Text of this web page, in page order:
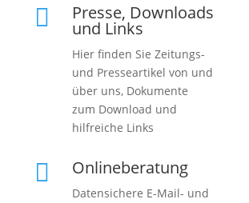
 Presse, Downloads
und Links
Hier finden Sie Zeitungs-
und Presseartikel von und
über uns, Dokumente
zum Download und
hilfreiche Links
 Onlineberatung
Datensichere E-Mail- und